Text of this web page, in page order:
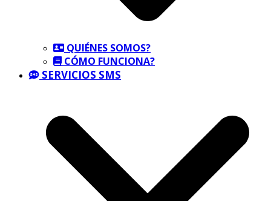
QUIÉNES SOMOS?
CÓMO FUNCIONA?
SERVICIOS SMS